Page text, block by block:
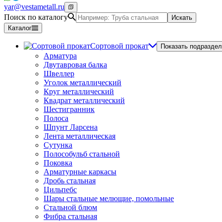
yar@vestametall.ru
Поиск по каталогу
Искать
Каталог
Сортовой прокат Показать
Арматура
Двутавровая балка
Швеллер
Уголок металлический
Круг металлический
Квадрат металлический
Шестигранник
Полоса
Шпунт Ларсена
Лента металлическая
Сутунка
Полособульб стальной
Поковка
Арматурные каркасы
Дробь стальная
Цильпебс
Шары стальные мелющие, помольные
Стальной блюм
Фибра стальная